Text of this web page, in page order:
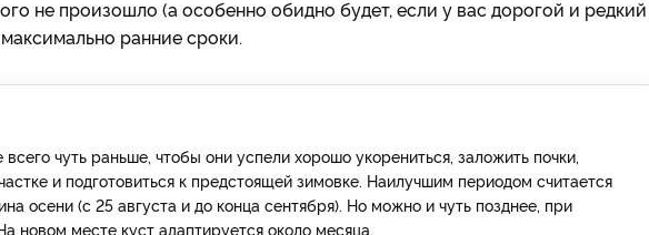
не произошло (а особенно обидно будет, если у вас дорогой и редкий
ранние сроки.
чуть раньше, чтобы они успели хорошо укорениться, заложить почки,
и подготовиться к предстоящей зимовке. Наилучшим периодом считается
осени (с 25 августа и до конца сентября). Но можно и чуть позднее, при
новом месте куст адаптируется около месяца.